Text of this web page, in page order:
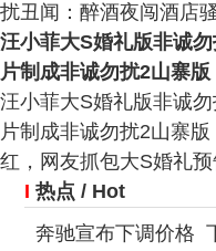
扰丑闻：醉酒夜闯酒店
汪小菲大S婚礼版非诚
片制成非诚勿扰2山寨版
汪小菲大S婚礼版非诚
片制成非诚勿扰2山寨
红，网友抓包大S婚礼
I热点/ Hot
奔驰宣布下调价格